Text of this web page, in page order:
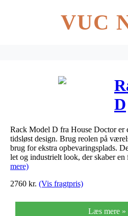
VUC
D
Rack Model D fra House Doctor er
tidsløst design. Brug reolen på
brug for ekstra opbevaringsplads.
let og industrielt look, der skaber
mere)
2760 kr. (Vis fragtpris)
Læs mere »